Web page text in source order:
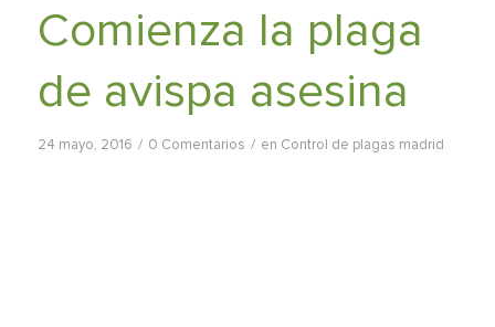
Comienza la plaga
de avispa asesina
24 mayo, 2016 / 0 Comentarios / en Control de plagas madrid